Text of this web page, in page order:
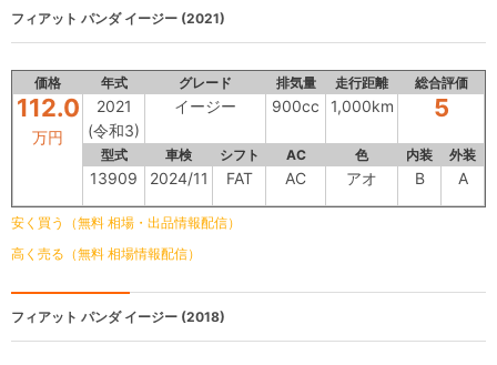
フィアット パンダイージー (2021)
価格 年式 グレード 排気量 走行距離 総合評価
112.0
万円
2021
(令和3)
イージー 900cc 1,000km 5
型式 車検 シフト AC 色 内装 外装
13909 2024/11 FAT AC アオ B A
安く買う（無料 相場・出品情報配信）
高く売る（無料 相場情報配信）
フィアット パンダイージー (2018)